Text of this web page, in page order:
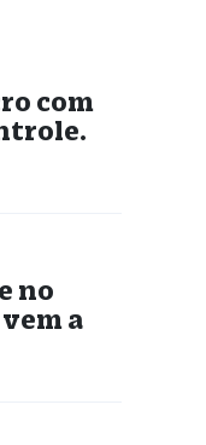
com
no
a